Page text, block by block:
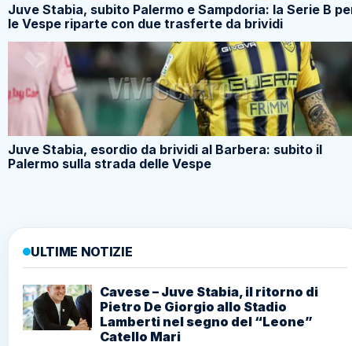
Juve Stabia, subito Palermo e Sampdoria: la Serie B
le Vespe riparte con due trasferte da brividi
Juve Stabia, esordio da brividi al Barbera: subito il
Palermo sulla strada delle Vespe
ULTIME NOTIZIE
Cavese – Juve Stabia, il ritorno di
Pietro De Giorgio allo Stadio
Lamberti nel segno del “Leone”
Catello Mari